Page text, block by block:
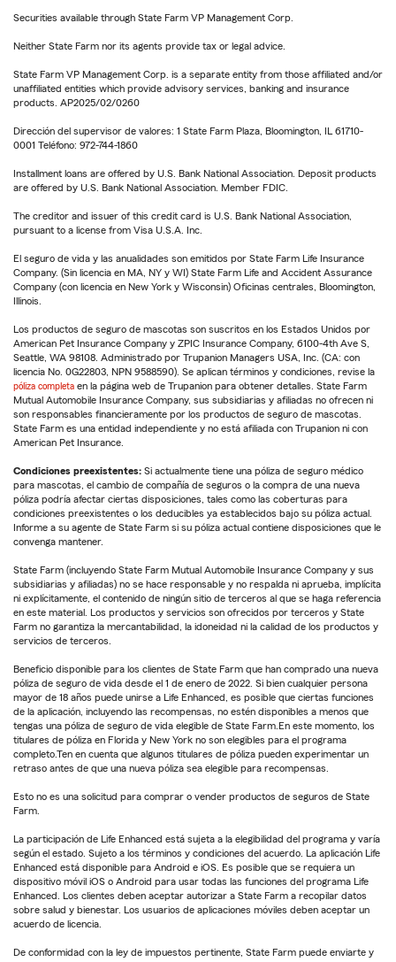
Securities available through State Farm VP Management Corp.
Neither State Farm nor its agents provide tax or legal advice.
State Farm VP Management Corp. is a separate entity from those affiliated and/or
unaffiliated entities which provide advisory services, banking and insurance
products. AP2025/02/0260
Dirección del supervisor de valores: 1 State Farm Plaza, Bloomington, IL 61710-
0001 Teléfono: 972-744-1860
Installment loans are offered by U.S. Bank National Association. Deposit products
are offered by U.S. Bank National Association. Member FDIC.
The creditor and issuer of this credit card is U.S. Bank National Association,
pursuant to a license from Visa U.S.A. Inc.
El seguro de vida y las anualidades son emitidos por State Farm Life Insurance
Company. (Sin licencia en MA, NY y WI) State Farm Life and Accident Assurance
Company (con licencia en New York y Wisconsin) Oficinas centrales, Bloomington,
Illinois.
Los productos de seguro de mascotas son suscritos en los Estados Unidos por
American Pet Insurance Company y ZPIC Insurance Company, 6100-4th Ave S,
Seattle, WA 98108. Administrado por Trupanion Managers USA, Inc. (CA: con
licencia No. 0G22803, NPN 9588590). Se aplican términos y condiciones, revise la
póliza completa en la página web de Trupanion para obtener detalles. State Farm
Mutual Automobile Insurance Company, sus subsidiarias y afiliadas no ofrecen ni
son responsables financieramente por los productos de seguro de mascotas.
State Farm es una entidad independiente y no está afiliada con Trupanion ni con
American Pet Insurance.
Condiciones preexistentes: Si actualmente tiene una póliza de seguro médico
para mascotas, el cambio de compañía de seguros o la compra de una nueva
póliza podría afectar ciertas disposiciones, tales como las coberturas para
condiciones preexistentes o los deducibles ya establecidos bajo su póliza actual.
Informe a su agente de State Farm si su póliza actual contiene disposiciones que le
convenga mantener.
State Farm (incluyendo State Farm Mutual Automobile Insurance Company y sus
subsidiarias y afiliadas) no se hace responsable y no respalda ni aprueba, implícita
ni explícitamente, el contenido de ningún sitio de terceros al que se haga referencia
en este material. Los productos y servicios son ofrecidos por terceros y State
Farm no garantiza la mercantabilidad, la idoneidad ni la calidad de los productos y
servicios de terceros.
Beneficio disponible para los clientes de State Farm que han comprado una nueva
póliza de seguro de vida desde el 1 de enero de 2022. Si bien cualquier persona
mayor de 18 años puede unirse a Life Enhanced, es posible que ciertas funciones
de la aplicación, incluyendo las recompensas, no estén disponibles a menos que
tengas una póliza de seguro de vida elegible de State Farm.En este momento, los
titulares de póliza en Florida y New York no son elegibles para el programa
completo.Ten en cuenta que algunos titulares de póliza pueden experimentar un
retraso antes de que una nueva póliza sea elegible para recompensas.
Esto no es una solicitud para comprar o vender productos de seguros de State
Farm.
La participación de Life Enhanced está sujeta a la elegibilidad del programa y varía
según el estado. Sujeto a los términos y condiciones del acuerdo. La aplicación Life
Enhanced está disponible para Android e iOS. Es posible que se requiera un
dispositivo móvil iOS o Android para usar todas las funciones del programa Life
Enhanced. Los clientes deben aceptar autorizar a State Farm a recopilar datos
sobre salud y bienestar. Los usuarios de aplicaciones móviles deben aceptar un
acuerdo de licencia.
De conformidad con la ley de impuestos pertinente, State Farm puede enviarte y